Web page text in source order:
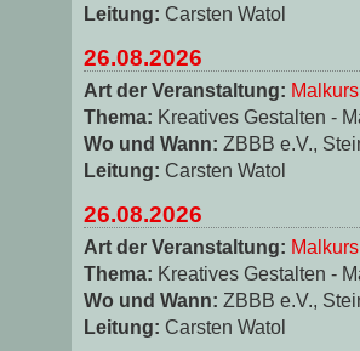
Leitung: Carsten Watol
26.08.2026
Art der Veranstaltung: Malkurs
Thema: Kreatives Gestalten -
Wo und Wann: ZBBB e.V.,
Leitung: Carsten Watol
26.08.2026
Art der Veranstaltung: Malkurs
Thema: Kreatives Gestalten -
Wo und Wann: ZBBB e.V.,
Leitung: Carsten Watol